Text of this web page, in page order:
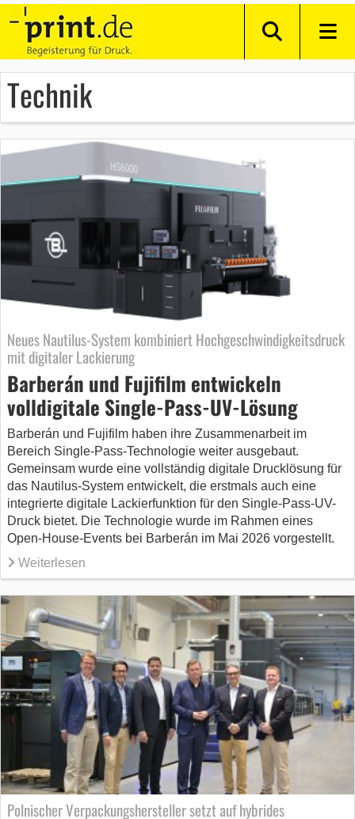
Technik
Neues Nautilus-System kombiniert Hochgeschwindigkeitsdruck
mit digitaler Lackierung
Barberán und Fujifilm entwickeln
volldigitale Single-Pass-UV-Lösung
Barberán und Fujifilm haben ihre Zusammenarbeit im
Bereich Single-Pass-Technologie weiter ausgebaut.
Gemeinsam wurde eine vollständig digitale Drucklösung für
das Nautilus-System entwickelt, die erstmals auch eine
integrierte digitale Lackierfunktion für den Single-Pass-UV-
Druck bietet. Die Technologie wurde im Rahmen eines
Open-House-Events bei Barberán im Mai 2026 vorgestellt.
Weiterlesen
Polnischer Verpackungshersteller setzt auf hybrides